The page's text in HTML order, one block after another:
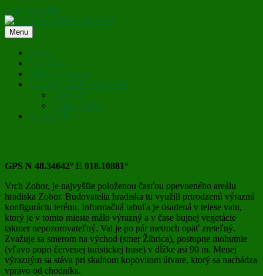
Skip to content
OZ HRADISKO ZOBOR
Menu
Domov
O hradisku
Náučný chodník
OZ HRADISKO ZOBOR
Kontakt
Užitočné linky
Fotogaléria
GPS N 48.34642° E 018.10881°
Vrch Zobor, je najvyššie položenou časťou opevneného areálu
hradiska Zobor. Budovatelia hradiska tu využili prirodzenú výraznú
konfiguráciu terénu. Informačná tabuľa je osadená v telese valu,
ktorý je v tomto mieste málo výrazný a v čase bujnej vegetácie
takmer nepozorovateľný. Val je po pár metroch opäť zreteľný.
Zvažuje sa smerom na východ (smer Žibrica), postupne mohutnie
(vľavo popri červenej turistickej trase) v dĺžke asi 90 m. Menej
výrazným sa stáva pri skalnom kopovitom útvare, ktorý sa nachádza
vpravo od chodníka.